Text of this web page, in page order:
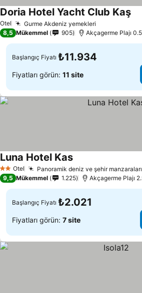
Otel Gurme Akdeniz yemekleri
Doria Hotel Yacht Club Kaş
8,5 Mükemmel 905 Akçagerme Plajı
Başlangıç Fiyatı ₺11.934
Fiyatları görün: 11 site
2 Yıldız
Otel Panoramik deniz ve şehir manzaraları
Luna Hotel Kas
9,5 Mükemmel 1.225 Akçagerme Plajı
Başlangıç Fiyatı ₺2.021
Fiyatları görün: 7 site